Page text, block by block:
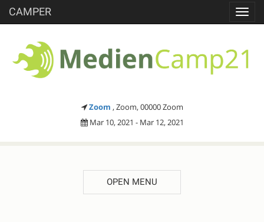
CAMPER
Zoom , Zoom, 00000 Zoom
Mar 10, 2021 - Mar 12, 2021
OPEN MENU